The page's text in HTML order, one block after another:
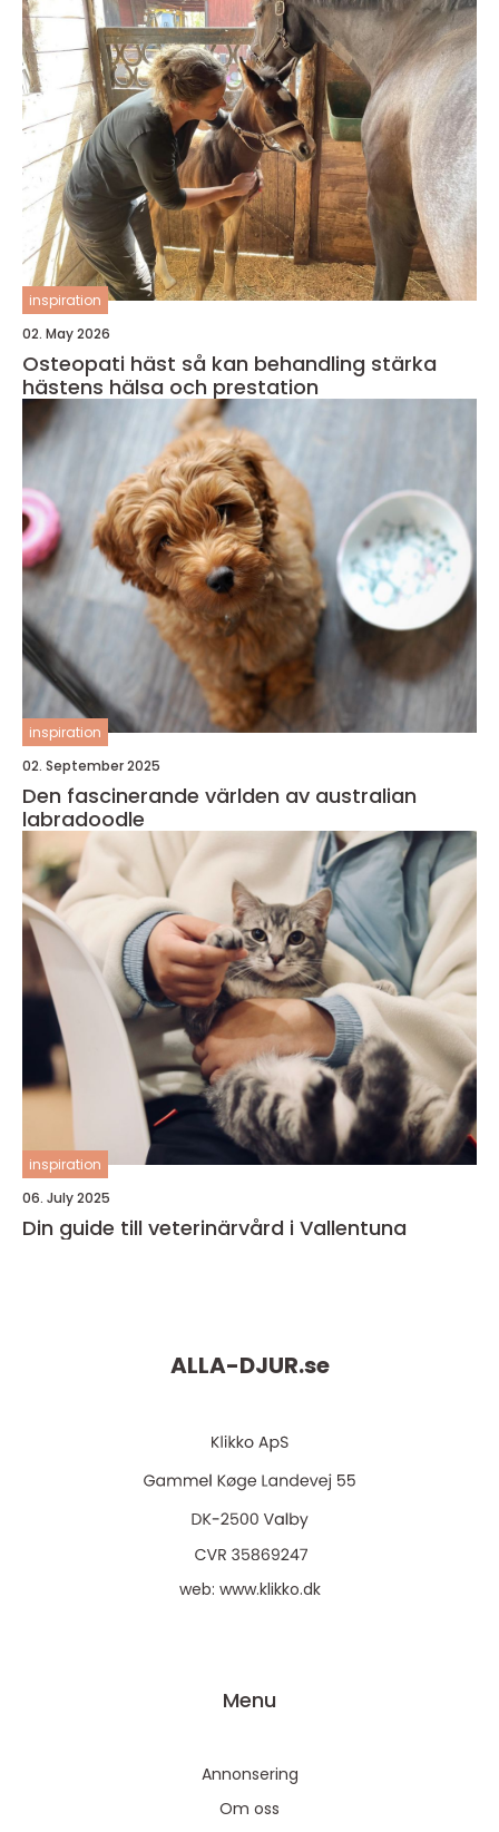
inspiration
02. May 2026
Osteopati häst så kan behandling stärka
hästens hälsa och prestation
inspiration
02. September 2025
Den fascinerande världen av australian
labradoodle
inspiration
06. July 2025
Din guide till veterinärvård i Vallentuna
ALLA-DJUR.se
web: www.klikko.dk
Menu
Annonsering
Om oss